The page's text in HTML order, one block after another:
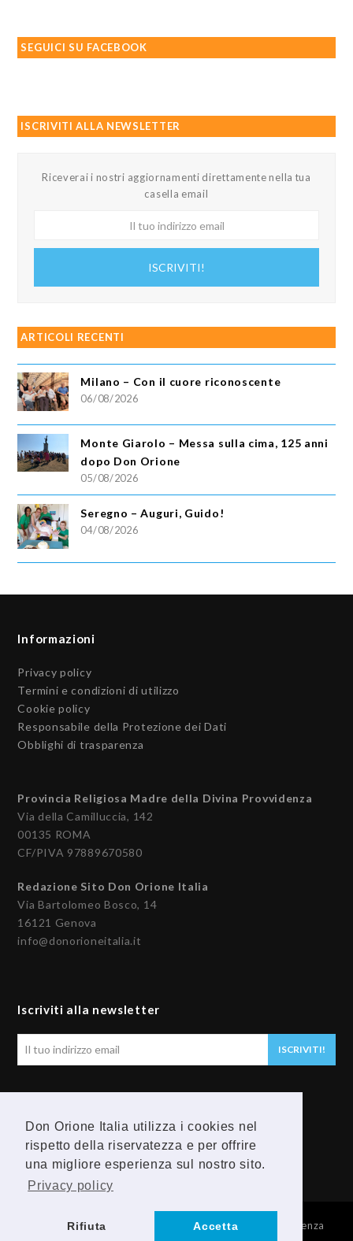
Don Orione Italia utilizza i cookies nel
rispetto della riservatezza e per offrire
una migliore esperienza sul nostro sito.
Privacy policy
Rifiuta Accetta
SEGUICI SU FACEBOOK
ISCRIVITI ALLA NEWSLETTER
Riceverai i nostri aggiornamenti direttamente nella tua
casella email
ISCRIVITI!
ARTICOLI RECENTI
Milano – Con il cuore riconoscente
06/08/2026
Monte Giarolo – Messa sulla cima, 125 anni
dopo Don Orione
05/08/2026
Seregno – Auguri, Guido!
04/08/2026
Informazioni
Privacy policy
Termini e condizioni di utilizzo
Cookie policy
Responsabile della Protezione dei Dati
Obblighi di trasparenza
Provincia Religiosa Madre della Divina Provvidenza
Via della Camilluccia, 142
00135 ROMA
CF/PIVA 97889670580
Redazione Sito Don Orione Italia
Via Bartolomeo Bosco, 14
16121 Genova
info@donorioneitalia.it
Iscriviti alla newsletter
ISCRIVITI!
F
Y
o
t
© 2026 Provincia Religiosa Madre della Divina Provvidenza